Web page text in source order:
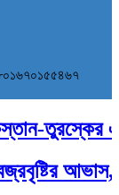
তুরস্কের
আভাস,